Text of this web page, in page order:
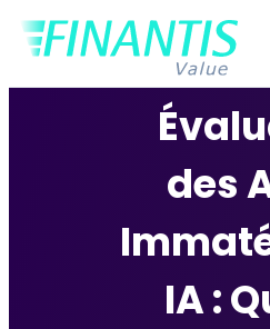
des
IA :